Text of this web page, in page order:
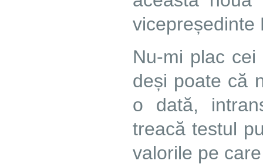
vicepreședinte
Nu-mi plac
deși poate că
o dată,
treacă testul
valorile pe